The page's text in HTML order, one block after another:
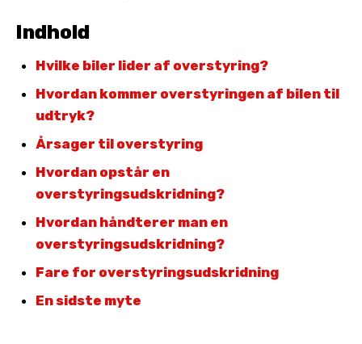
Indhold
Hvilke biler lider af overstyring?
Hvordan kommer overstyringen af bilen til
udtryk?
Årsager til overstyring
Hvordan opstår en
overstyringsudskridning?
Hvordan håndterer man en
overstyringsudskridning?
Fare for overstyringsudskridning
En sidste myte